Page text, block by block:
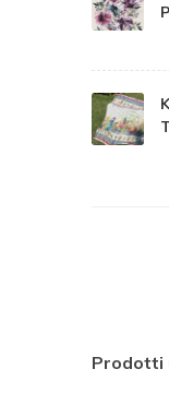
Prodotti